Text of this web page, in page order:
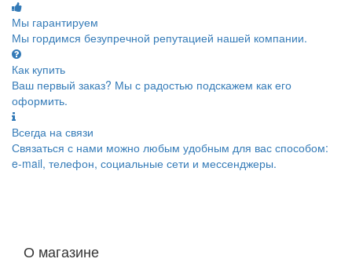
Мы гарантируем
Мы гордимся безупречной репутацией нашей компании.
Как купить
Ваш первый заказ? Мы с радостью подскажем как его
оформить.
Всегда на связи
Связаться с нами можно любым удобным для вас способом:
e-mail, телефон, социальные сети и мессенджеры.
О магазине